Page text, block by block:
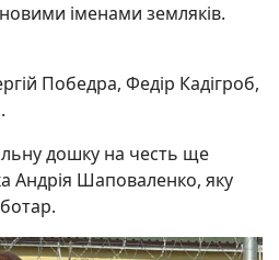
іменами земляків.
Победра, Федір Кадігроб,
дошку на честь ще
Андрія Шаповаленко, яку